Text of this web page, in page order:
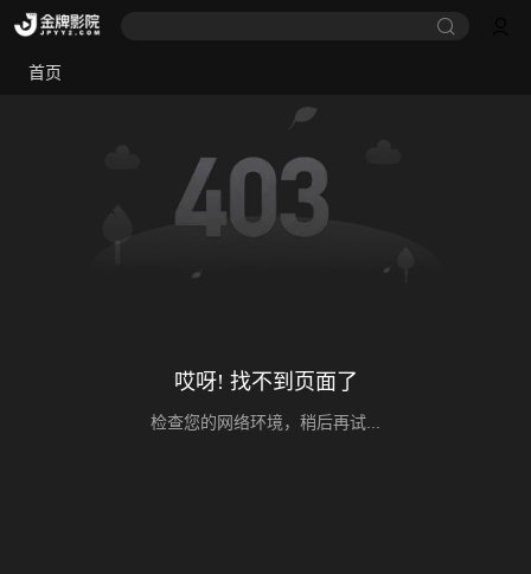
首页
哎呀! 找不到页面了
检查您的网络环境，稍后再试...